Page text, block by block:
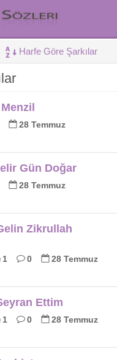
Harfe Göre Şarkılar
28 Temmuz
Gün Doğar
28 Temmuz
Zikrullah
1 0
28 Temmuz
Ettim
1 0
28 Temmuz